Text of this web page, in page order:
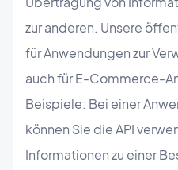
zur anderen. Unsere
für Anwendungen zur
auch für E-Commerce-
Beispiele: Bei einer
können Sie die API
Informationen zu einer